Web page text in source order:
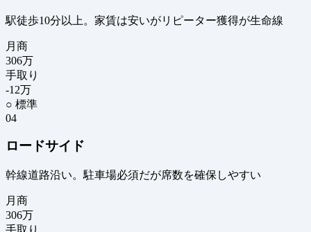
駅徒歩10分以上。家賃は安いがリピーター獲得が生命線
月商
306万
手取り
-12万
○ 標準
04
ロードサイド
幹線道路沿い。駐車場必須だが席数を確保しやすい
月商
306万